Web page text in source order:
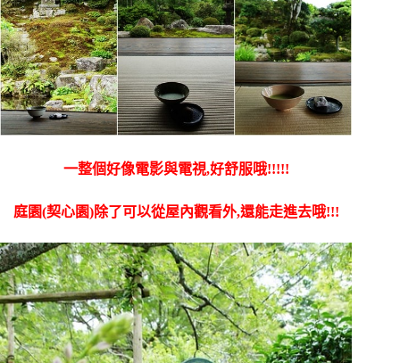
一整個好像電影與電視,好舒服哦!!!!!
庭園(契心園)除了可以從屋內觀看外,還能走進去哦!!!